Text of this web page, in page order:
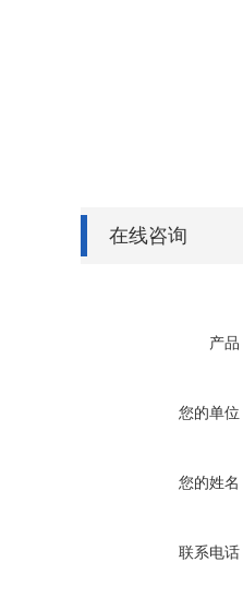
在线咨询
产品
您的单位
您的姓名
联系电话